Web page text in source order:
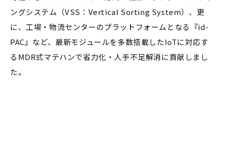
ングシステム（VSS：Vertical Sorting System）、更
に、工場・物流センターのプラットフォームとなる『id-
PAC』など、最新モジュールを多数搭載したIoTに対応す
るMDR式マテハンで省力化・人手不足解消に貢献しまし
た。